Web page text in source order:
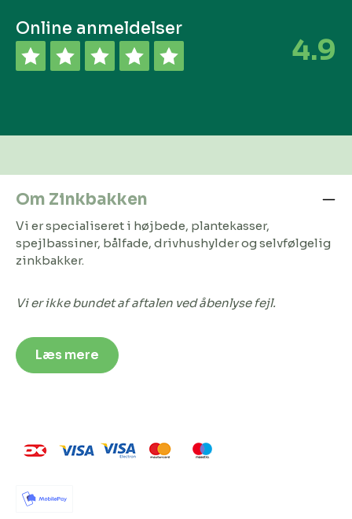
Online anmeldelser
4.9
Om Zinkbakken
Vi er specialiseret i højbede, plantekasser,
spejlbassiner, bålfade, drivhushylder og selvfølgelig
zinkbakker.
Vi er ikke bundet af aftalen ved åbenlyse fejl.
Læs mere